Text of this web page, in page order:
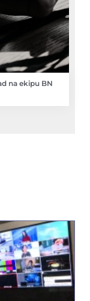
na ekipu BN